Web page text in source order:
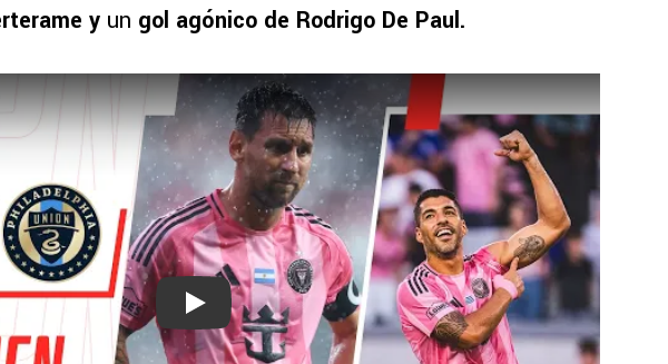
y un gol agónico de Rodrigo De Paul.
Play